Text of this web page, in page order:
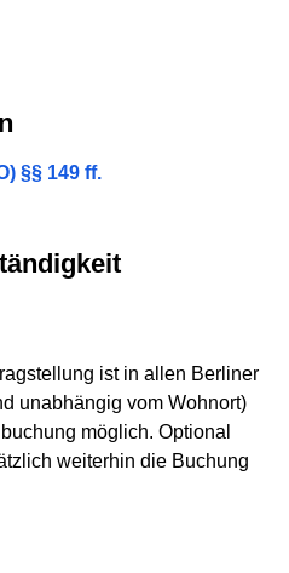
§§ 149 ff.
ist in allen Berliner
unabhängig vom Wohnort)
möglich. Optional
weiterhin die Buchung